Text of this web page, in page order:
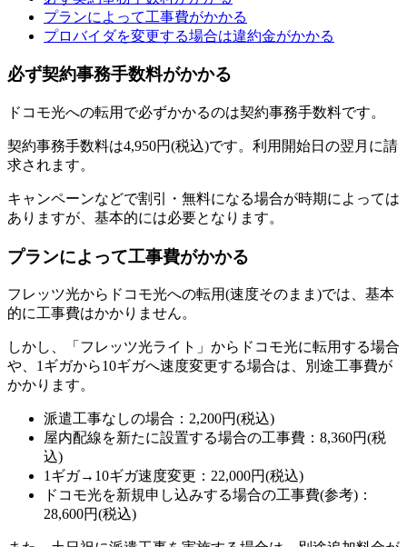
プランによって工事費がかかる
プロバイダを変更する場合は違約金がかかる
必ず契約事務手数料がかかる
ドコモ光への転用で必ずかかるのは契約事務手数料です。
契約事務手数料は4,950円(税込)です。利用開始日の翌月に請
求されます。
キャンペーンなどで割引・無料になる場合が時期によっては
ありますが、基本的には必要となります。
プランによって工事費がかかる
フレッツ光からドコモ光への転用(速度そのまま)では、基本
的に工事費はかかりません。
しかし、「フレッツ光ライト」からドコモ光に転用する場合
や、1ギガから10ギガへ速度変更する場合は、別途工事費が
かかります。
派遣工事なしの場合：2,200円(税込)
屋内配線を新たに設置する場合の工事費：8,360円(税
込)
1ギガ→10ギガ速度変更：22,000円(税込)
ドコモ光を新規申し込みする場合の工事費(参考)：
28,600円(税込)